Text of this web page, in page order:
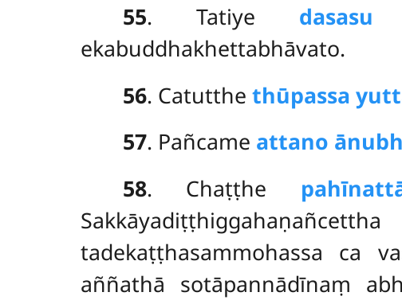
55. Tatiye
ekabuddhakhettabhāvato.
56. Catutthethūpassa
57. Pañcame attano
58. Chaṭṭhe
tadekaṭṭhasammohassa ca
aññathā sotāpannādīnaṃ